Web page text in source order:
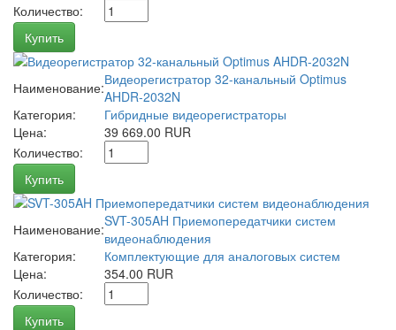
Количество:
Купить
Наименование:Видеорегистратор 32-канальный Optimus
AHDR-2032N
Категория:
Гибридные видеорегистраторы
Цена:
39 669.00 RUR
Количество:
Купить
Наименование:SVT-305AH Приемопередатчики систем
видеонаблюдения
Категория:
Комплектующие для аналоговых систем
Цена:
354.00 RUR
Количество:
Купить